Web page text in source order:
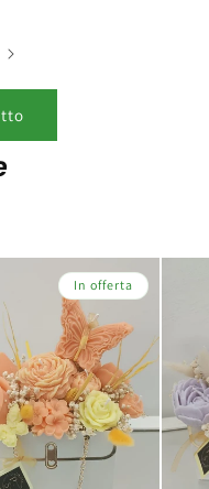
In offerta